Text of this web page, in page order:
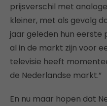
prijsverschil met
kleiner, met als gevolg
jaar geleden hun
al in de markt zijn voor
televisie heeft
de Nederlandse markt.”
En nu maar hopen dat